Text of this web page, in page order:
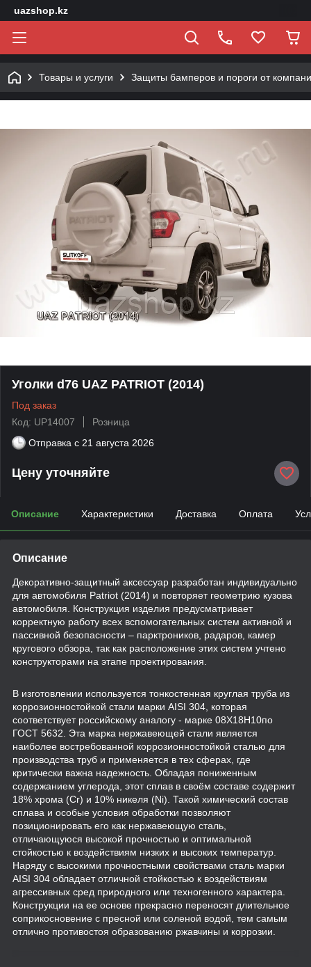
uazshop.kz
Товары и услуги Защиты бамперов и пороги от
Уголки d76 UAZ PATRIOT (2014)
Под заказ
Код: UP14007
Розница
Отправка с 21 августа 2026
Цену уточняйте
Описание Характеристики Доставка Оплата
Описание
Декоративно-защитный аксессуар разработан индивидуально
для автомобиля Patriot (2014) и повторяет геометрию кузова
автомобиля. Конструкция изделия предусматривает
корректную работу всех вспомогательных систем активной и
пассивной безопасности – парктроников, радаров, камер
кругового обзора, так как расположение этих систем учтено
конструкторами на этапе проектирования.
В изготовлении используется тонкостенная круглая труба из
коррозионностойкой стали марки AISI 304, которая
соответствует российскому аналогу - марке 08Х18Н10по
ГОСТ 5632. Эта марка нержавеющей стали является
наиболее востребованной коррозионностойкой сталью для
производства труб и применяется в тех сферах, где
критически важна надежность. Обладая пониженным
содержанием углерода, этот сплав в своём составе содержит
18% хрома (Cr) и 10% никеля (Ni). Такой химический состав
сплава и особые условия обработки позволяют
позиционировать его как нержавеющую сталь,
отличающуюся высокой прочностью и оптимальной
стойкостью к воздействиям низких и высоких температур.
Наряду с высокими прочностными свойствами сталь марки
AISI 304 обладает отличной стойкостью к воздействиям
агрессивных сред природного или техногенного характера.
Конструкции на ее основе прекрасно переносят длительное
соприкосновение с пресной или соленой водой, тем самым
отлично противостоя образованию ржавчины и коррозии.